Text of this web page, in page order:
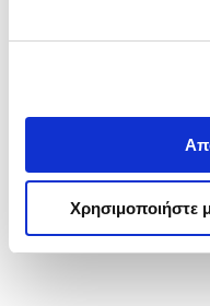
Χρησιμοποιήστε